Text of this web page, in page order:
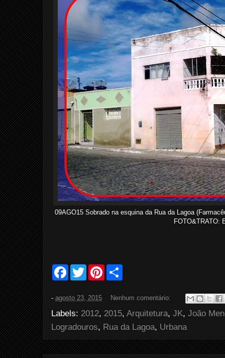
09AGO15 Sobrado na esquina da Rua da Lagoa
FOTO&TRATO:
F
b
o
o
k
T
w
t
e
r
P
r
e
s
e
- agosto 23, 2015 Nenhum comentário:
Labels: 2012, 2015, Arquitetura, JK, João
Logradouros, Rua da Lagoa, Urbana